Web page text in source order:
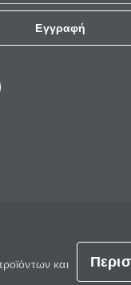
Εγγραφή
και